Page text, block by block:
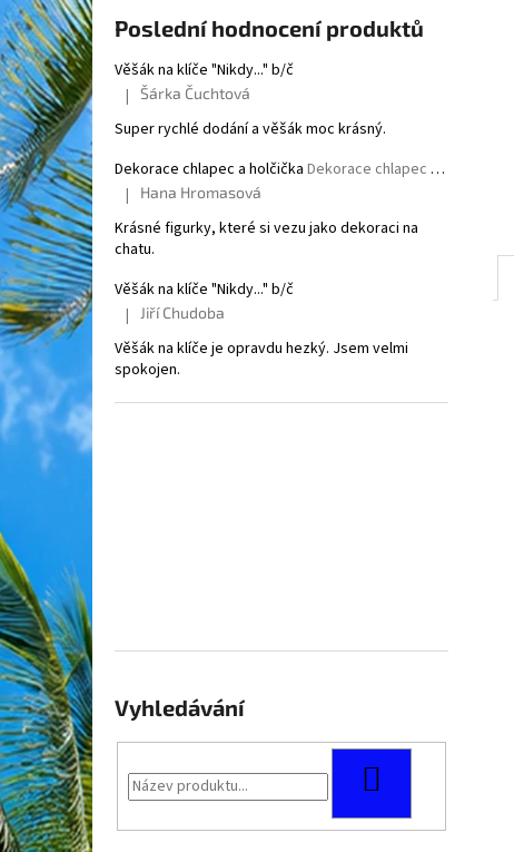
l
Poslední hodnocení produktů
Věšák na klíče "Nikdy..." b/č
Hodnocení produktu je 5 z 5 hvězdiček.
| Šárka Čuchtová
Super rychlé dodání a věšák moc krásný.
Dekorace chlapec a holčička Dekorace chlapec a holčička
Hodnocení produktu je 5 z 5 hvězdiček.
| Hana Hromasová
Krásné figurky, které si vezu jako dekoraci na
chatu.
Věšák na klíče "Nikdy..." b/č
Hodnocení produktu je 5 z 5 hvězdiček.
| Jiří Chudoba
Věšák na klíče je opravdu hezký. Jsem velmi
spokojen.
Vyhledávání